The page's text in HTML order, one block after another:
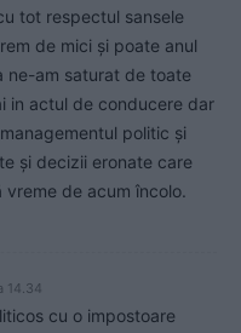
tot respectul sansele
de mici și poate anul
ne-am saturat de toate
in actul de conducere dar
politic și
și decizii eronate care
vreme de acum încolo.
14.34
cu o impostoare